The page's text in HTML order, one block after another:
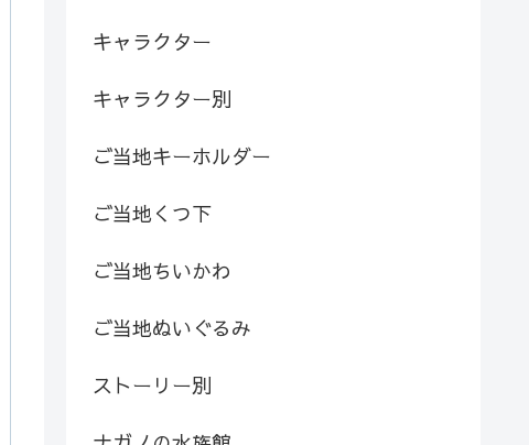
キャラクター
キャラクター別
ご当地キーホルダー
ご当地くつ下
ご当地ちいかわ
ご当地ぬいぐるみ
ストーリー別